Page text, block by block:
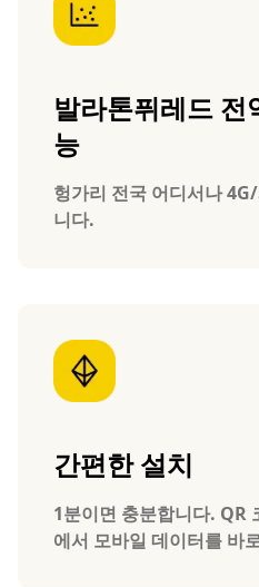
발라톤퓌레드 전
능
헝가리 전국 어디서나
니다.
간편한 설치
1분이면 충분합니다. QR
에서 모바일 데이터를 바